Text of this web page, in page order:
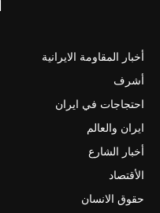
أخبار المقاومة الايرانية
أشرف
احتجاجات في ايران
ايران والعالم
أخبار الشارع
الأقتصاد
حقوق الانسان